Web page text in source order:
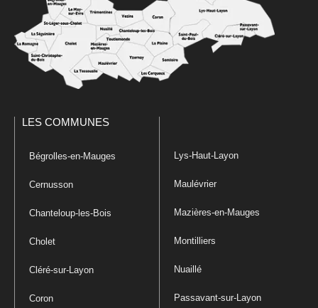
LES COMMUNES
Bégrolles-en-Mauges
Cernusson
Chanteloup-les-Bois
Cholet
Cléré-sur-Layon
Coron
Lys-Haut-Layon
Maulévrier
Mazières-en-Mauges
Montilliers
Nuaillé
Passavant-sur-Layon